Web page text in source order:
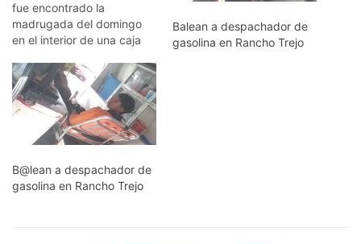
fue encontrado la
madrugada del domingo
en el interior de una caja
disparo de arma de fuego
en la cabeza, correspondía
al de un joven de 19 años
de edad, vecino de
Amatlán. La identificación
Balean a despachador de
gasolina en Rancho Trejo
B@lean a despachador de
gasolina en Rancho Trejo